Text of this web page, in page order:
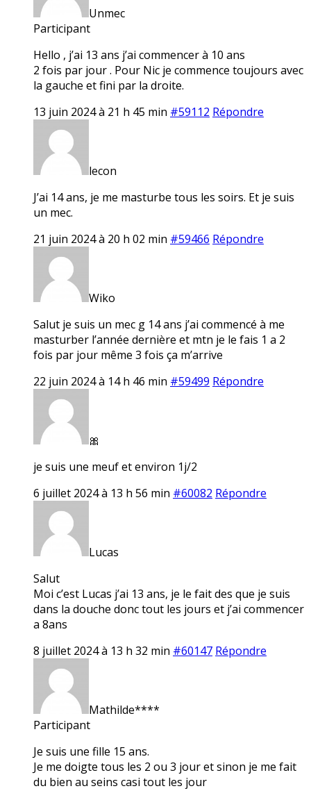
Unmec
Participant
Hello , j’ai 13 ans j’ai commencer à 10 ans
2 fois par jour . Pour Nic je commence toujours avec
la gauche et fini par la droite.
13 juin 2024 à 21 h 45 min #59112 Répondre
lecon
J’ai 14 ans, je me masturbe tous les soirs. Et je suis
un mec.
21 juin 2024 à 20 h 02 min #59466 Répondre
Wiko
Salut je suis un mec g 14 ans j’ai commencé à me
masturber l’année dernière et mtn je le fais 1 a 2
fois par jour même 3 fois ça m’arrive
22 juin 2024 à 14 h 46 min #59499 Répondre
🎀
je suis une meuf et environ 1j/2
6 juillet 2024 à 13 h 56 min #60082 Répondre
Lucas
Salut
Moi c’est Lucas j’ai 13 ans, je le fait des que je suis
dans la douche donc tout les jours et j’ai commencer
a 8ans
8 juillet 2024 à 13 h 32 min #60147 Répondre
Mathilde****
Participant
Je suis une fille 15 ans.
Je me doigte tous les 2 ou 3 jour et sinon je me fait
du bien au seins casi tout les jour